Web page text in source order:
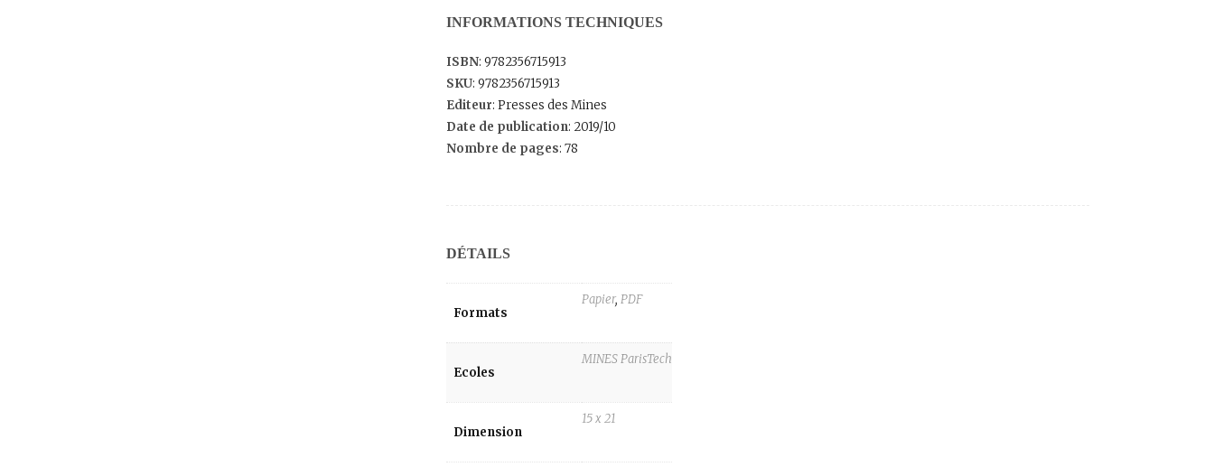
INFORMATIONS TECHNIQUES
ISBN: 9782356715913
SKU: 9782356715913
Editeur: Presses des Mines
Date de publication: 2019/10
Nombre de pages: 78
DÉTAILS
Formats
Papier, PDF
Ecoles
MINES ParisTech
Dimension
15 x 21